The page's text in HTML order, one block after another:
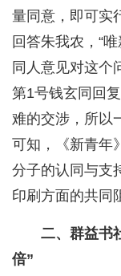
量同意，即可实
回答朱我农，“
同人意见对这个
第1号钱玄同回
难的交涉，所以
可知，《新青年
分子的认同与支
印刷方面的共同
二、群益书
倍”